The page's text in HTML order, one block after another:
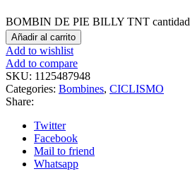
BOMBIN DE PIE BILLY TNT cantidad
Añadir al carrito
Add to wishlist
Add to compare
SKU: 1125487948
Categories: Bombines, CICLISMO
Share:
Twitter
Facebook
Mail to friend
Whatsapp